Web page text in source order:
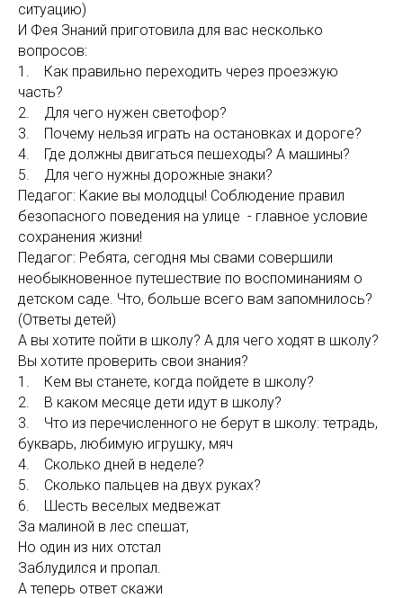
ситуацию)
И Фея Знаний приготовила для вас несколько
вопросов:
1. Как правильно переходить через проезжую
часть?
2. Для чего нужен светофор?
3. Почему нельзя играть на остановках и дороге?
4. Где должны двигаться пешеходы? А машины?
5. Для чего нужны дорожные знаки?
Педагог: Какие вы молодцы! Соблюдение правил
безопасного поведения на улице - главное условие
сохранения жизни!
Педагог: Ребята, сегодня мы свами совершили
необыкновенное путешествие по воспоминаниям о
детском саде. Что, больше всего вам запомнилось?
(Ответы детей)
А вы хотите пойти в школу? А для чего ходят в школу?
Вы хотите проверить свои знания?
1. Кем вы станете, когда пойдете в школу?
2. В каком месяце дети идут в школу?
3. Что из перечисленного не берут в школу: тетрадь,
букварь, любимую игрушку, мяч
4. Сколько дней в неделе?
5. Сколько пальцев на двух руках?
6. Шесть веселых медвежат
За малиной в лес спешат,
Но один из них отстал
Заблудился и пропал.
А теперь ответ скажи